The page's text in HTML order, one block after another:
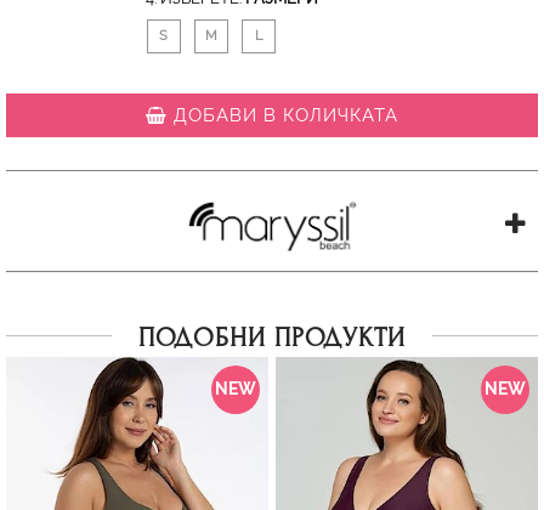
S M L
ДОБАВИ В КОЛИЧКАТА
ПОДОБНИ ПРОДУКТИ
NEW NEW